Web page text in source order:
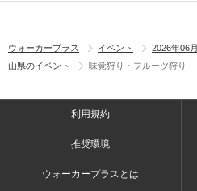
ウォーカープラス イベント 2026年06月
山県のイベント
味覚狩り・フルーツ狩り
利用規約
推奨環境
ウォーカープラスとは